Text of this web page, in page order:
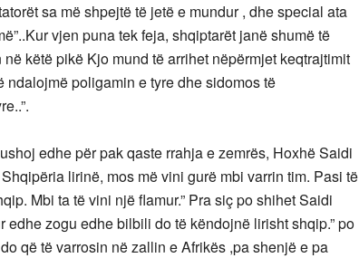
sa më shpejtë të jetë e mundur , dhe special ata
vjen puna tek feja, shqiptarët janë shumë të
këtë pikë Kjo mund të arrihet nëpërmjet keqtrajtimit
ndalojmë poligamin e tyre dhe sidomos të
edhe për pak qaste rrahja e zemrës, Hoxhë Saidi
lirinë, mos më vini gurë mbi varrin tim. Pasi të
Mbi ta të vini një flamur.” Pra siç po shihet Saidi
zogu edhe bilbili do të këndojnë lirisht shqip.” po
që të varrosin në zallin e Afrikës ,pa shenjë e pa